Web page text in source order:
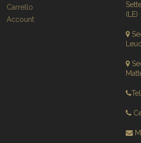
Carrello
Account
(LE)